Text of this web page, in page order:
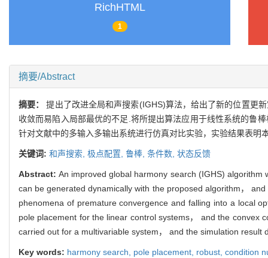
RichHTML
1
摘要/Abstract
摘要：提出了改进全局和声搜索(IGHS)算法，给出了新的位置更
收敛而易陷入局部最优的不足.将所提出算法应用于线性系统的鲁
针对文献中的多输入多输出系统进行仿真对比实验，实验结果表明
关键词: 和声搜索, 极点配置, 鲁棒, 条件数, 状态反馈
Abstract:An improved global harmony search (IGHS)
can be generated dynamically with the proposed algorithm，
phenomena of premature convergence and falling into a local
pole placement for the linear control systems， and the convex
carried out for a multivariable system， and the simulation
Key words: harmony search, pole placement, robust, condition